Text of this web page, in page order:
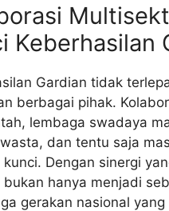
Keberhasilan
Gardian tidak
berbagai pihak.
lembaga swadaya
dan tentu saja
kunci. Dengan sinergi
bukan hanya menjadi
gerakan nasional